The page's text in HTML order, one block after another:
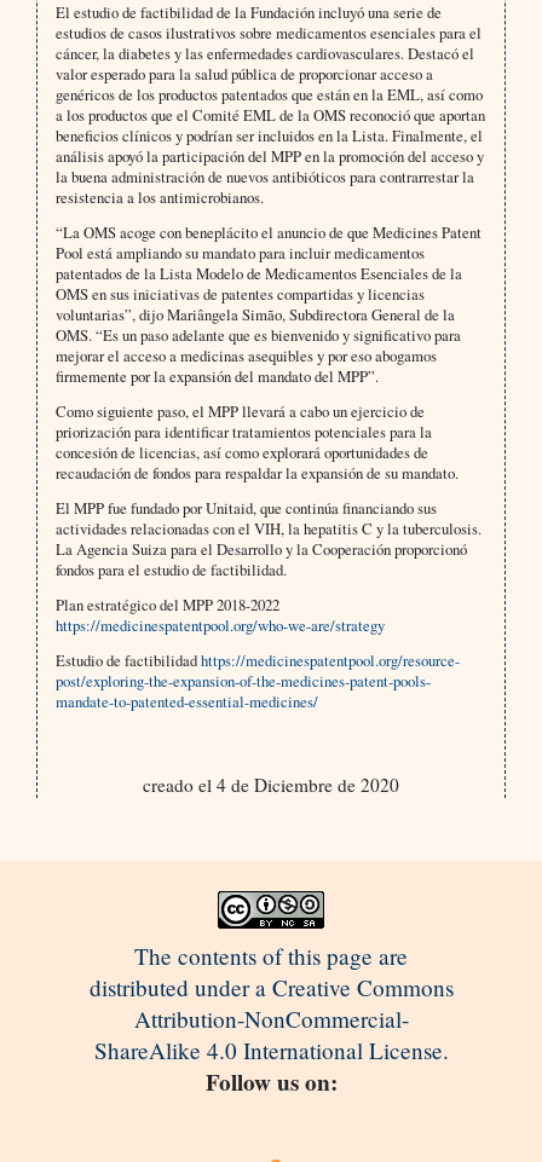
El estudio de factibilidad de la Fundación incluyó una serie de
estudios de casos ilustrativos sobre medicamentos esenciales para el
cáncer, la diabetes y las enfermedades cardiovasculares. Destacó el
valor esperado para la salud pública de proporcionar acceso a
genéricos de los productos patentados que están en la EML, así como
a los productos que el Comité EML de la OMS reconoció que aportan
beneficios clínicos y podrían ser incluidos en la Lista. Finalmente, el
análisis apoyó la participación del MPP en la promoción del acceso y
la buena administración de nuevos antibióticos para contrarrestar la
resistencia a los antimicrobianos.
“La OMS acoge con beneplácito el anuncio de que Medicines Patent
Pool está ampliando su mandato para incluir medicamentos
patentados de la Lista Modelo de Medicamentos Esenciales de la
OMS en sus iniciativas de patentes compartidas y licencias
voluntarias”, dijo Mariângela Simão, Subdirectora General de la
OMS. “Es un paso adelante que es bienvenido y significativo para
mejorar el acceso a medicinas asequibles y por eso abogamos
firmemente por la expansión del mandato del MPP”.
Como siguiente paso, el MPP llevará a cabo un ejercicio de
priorización para identificar tratamientos potenciales para la
concesión de licencias, así como explorará oportunidades de
recaudación de fondos para respaldar la expansión de su mandato.
El MPP fue fundado por Unitaid, que continúa financiando sus
actividades relacionadas con el VIH, la hepatitis C y la tuberculosis.
La Agencia Suiza para el Desarrollo y la Cooperación proporcionó
fondos para el estudio de factibilidad.
Plan estratégico del MPP 2018-2022
https://medicinespatentpool.org/who-we-are/strategy
Estudio de factibilidadhttps://medicinespatentpool.org/resource-
post/exploring-the-expansion-of-the-medicines-patent-pools-
mandate-to-patented-essential-medicines/
creado el 4 de Diciembre de 2020
The contents of this page are
distributed under a Creative Commons
Attribution-NonCommercial-
ShareAlike 4.0 International License.
Follow us on: